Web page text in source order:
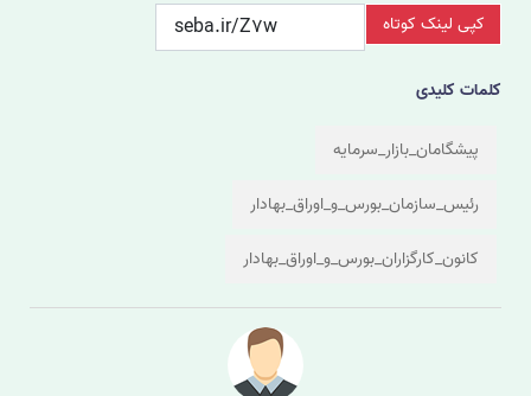
کپی لینک کوتاه
کلمات کلیدی
پیشگامان_بازار_سرمایه
رئیس_سازمان_بورس_و_اوراق_بهادار
کانون_کارگزاران_بورس_و_اوراق_بهادار